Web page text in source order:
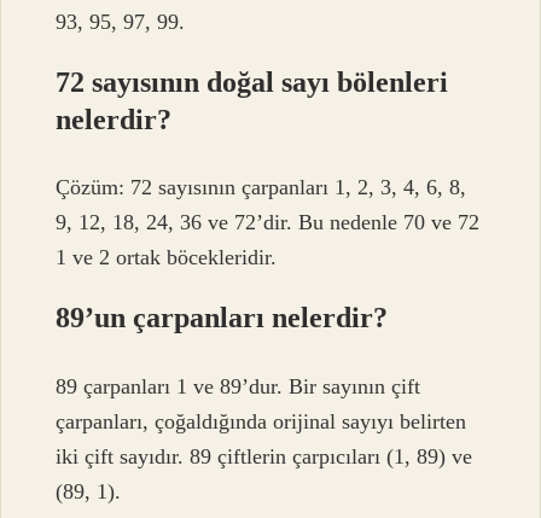
93, 95, 97, 99.
72 sayısının doğal sayı bölenleri
nelerdir?
Çözüm: 72 sayısının çarpanları 1, 2, 3, 4, 6, 8,
9, 12, 18, 24, 36 ve 72’dir. Bu nedenle 70 ve 72
1 ve 2 ortak böcekleridir.
89’un çarpanları nelerdir?
89 çarpanları 1 ve 89’dur. Bir sayının çift
çarpanları, çoğaldığında orijinal sayıyı belirten
iki çift sayıdır. 89 çiftlerin çarpıcıları (1, 89) ve
(89, 1).